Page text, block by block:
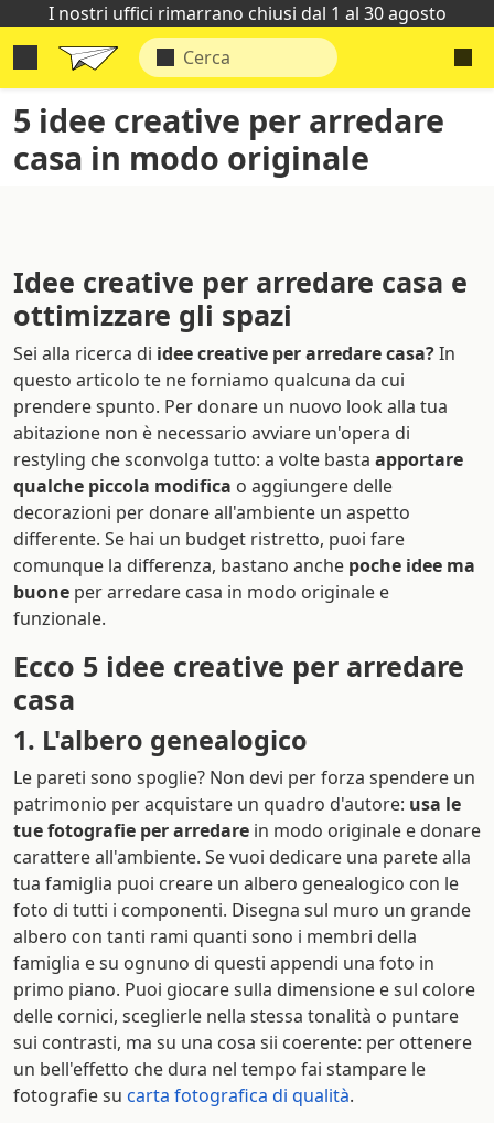
I nostri uffici rimarrano chiusi dal 1 al 30 agosto
5 idee creative per arredare
casa in modo originale
Idee creative per arredare casa e
ottimizzare gli spazi
Sei alla ricerca di idee creative per arredare casa?In
questo articolo te ne forniamo qualcuna da cui
prendere spunto. Per donare un nuovo look alla tua
abitazione non è necessario avviare un'opera di
restyling che sconvolga tutto: a volte basta apportare
qualche piccola modifica o aggiungere delle
decorazioni per donare all'ambiente un aspetto
differente. Se hai un budget ristretto, puoi fare
comunque la differenza, bastano anche poche idee ma
buone per arredare casa in modo originale e
funzionale.
Ecco 5 idee creative per arredare
casa
1. L'albero genealogico
Le pareti sono spoglie? Non devi per forza spendere un
patrimonio per acquistare un quadro d'autore: usa le
tue fotografie per arredare in modo originale e donare
carattere all'ambiente. Se vuoi dedicare una parete alla
tua famiglia puoi creare un albero genealogico con le
foto di tutti i componenti. Disegna sul muro un grande
albero con tanti rami quanti sono i membri della
famiglia e su ognuno di questi appendi una foto in
primo piano. Puoi giocare sulla dimensione e sul colore
delle cornici, sceglierle nella stessa tonalità o puntare
sui contrasti, ma su una cosa sii coerente: per ottenere
un bell'effetto che dura nel tempo fai stampare le
fotografie su carta fotografica di qualità.